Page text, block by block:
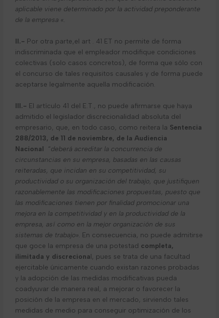
aplicable viene determinado por la actividad preponderante
de la empresa «.
II.- Por otra parte,el art . 41 ET no permite de forma
indiscriminada que el empleador modifique condiciones
colectivas (solo casos concretos), de forma que sólo con
el concurso de tales requisitos causales y de forma puede
aceptarse legalmente aquella modificación.
III.- El artículo 41 del E.T., no puede afirmarse que haya
admitido el legislador discrecionalidad absoluta del
empresario, que, en todo caso, como reitera la Sentencia
288/2013, de 11 de noviembre, de la Audiencia
Nacional “deberá acreditar la concurrencia de
circunstancias en su empresa, basadas en las causas
reiteradas, que incidan en su competitividad, su
productividad o su organización del trabajo, que justifiquen
razonablemente las modificaciones propuestas, puesto que
las modificaciones tienen por finalidad promocionar una
mejora en la competitividad y en la productividad de la
empresa, así como en la mejor organización de sus
sistemas de trabajo». En consecuencia, no puede admitirse
que goce la empresa de una potestad completa,
ilimitada y discrecional, pues se trata de una facultad
ejercitable únicamente cuando existan razones probadas
y la adopción de las medidas modificativas pueda
coadyuvar de manera real, a mejorar o favorecer la
posición de la empresa en el mercado, sirviendo tales
medidas de medio para conseguir optimización de los